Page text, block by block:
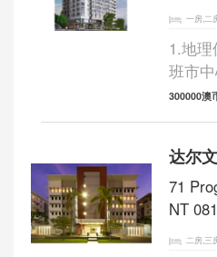
一房,二
1.地
班市
尽享
丰富
标志
划项
300000澳
达尔
71
NT
二房,三